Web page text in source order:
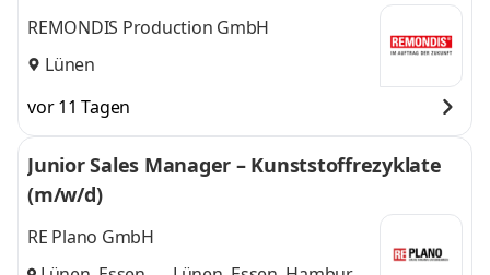
REMONDIS Production GmbH
Lünen
vor 11 Tagen
Junior Sales Manager – Kunststoffrezyklate
(m/w/d)
RE Plano GmbH